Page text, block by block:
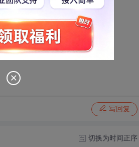
写回复
切换为时间正序